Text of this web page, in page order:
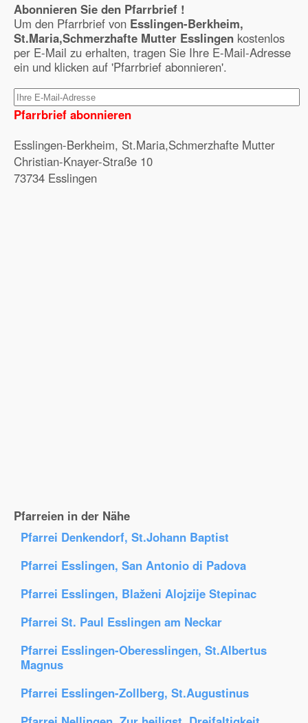
Abonnieren Sie den Pfarrbrief !
Um den Pfarrbrief von Esslingen-Berkheim,
St.Maria,Schmerzhafte Mutter Esslingen kostenlos
per E-Mail zu erhalten, tragen Sie Ihre E-Mail-Adresse
ein und klicken auf 'Pfarrbrief abonnieren'.
Pfarrbrief abonnieren
Esslingen-Berkheim, St.Maria,Schmerzhafte Mutter
Christian-Knayer-Straße 10
73734 Esslingen
Pfarreien in der Nähe
Pfarrei Denkendorf, St.Johann Baptist
Pfarrei Esslingen, San Antonio di Padova
Pfarrei Esslingen, Blaženi Alojzije Stepinac
Pfarrei St. Paul Esslingen am Neckar
Pfarrei Esslingen-Oberesslingen, St.Albertus
Magnus
Pfarrei Esslingen-Zollberg, St.Augustinus